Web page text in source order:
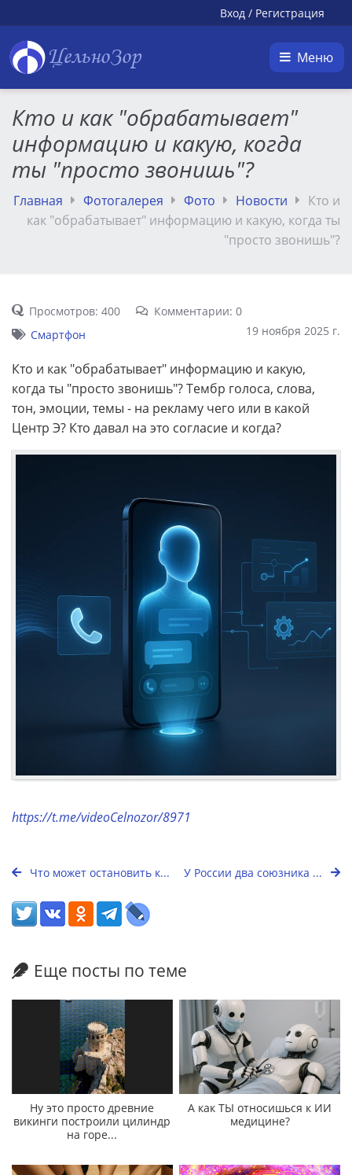
Вход / Регистрация
ЦельноЗор Меню
Кто и как "обрабатывает"
информацию и какую, когда
ты "просто звонишь"?
Главная Фотогалерея Фото Новости
Кто и
как "обрабатывает" информацию и какую, когда ты
"просто звонишь"?
Просмотров: 400
Комментарии: 0
19 ноября 2025 г.
Смартфон
Кто и как "обрабатывает" информацию и какую,
когда ты "просто звонишь"? Тембр голоса, слова,
тон, эмоции, темы - на рекламу чего или в какой
Центр Э? Кто давал на это согласие и когда?
https://t.me/videoCelnozor/8971
Что может остановить к... У России два союзника ...
Еще посты по теме
Ну это просто древние
викинги построили цилиндр
на горе...
А как ТЫ относишься к ИИ
медицине?